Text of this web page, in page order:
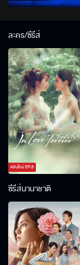
ละคร/ซีรีส์
ตอนใหม่EP.8
ซีรีส์นานาชาติ